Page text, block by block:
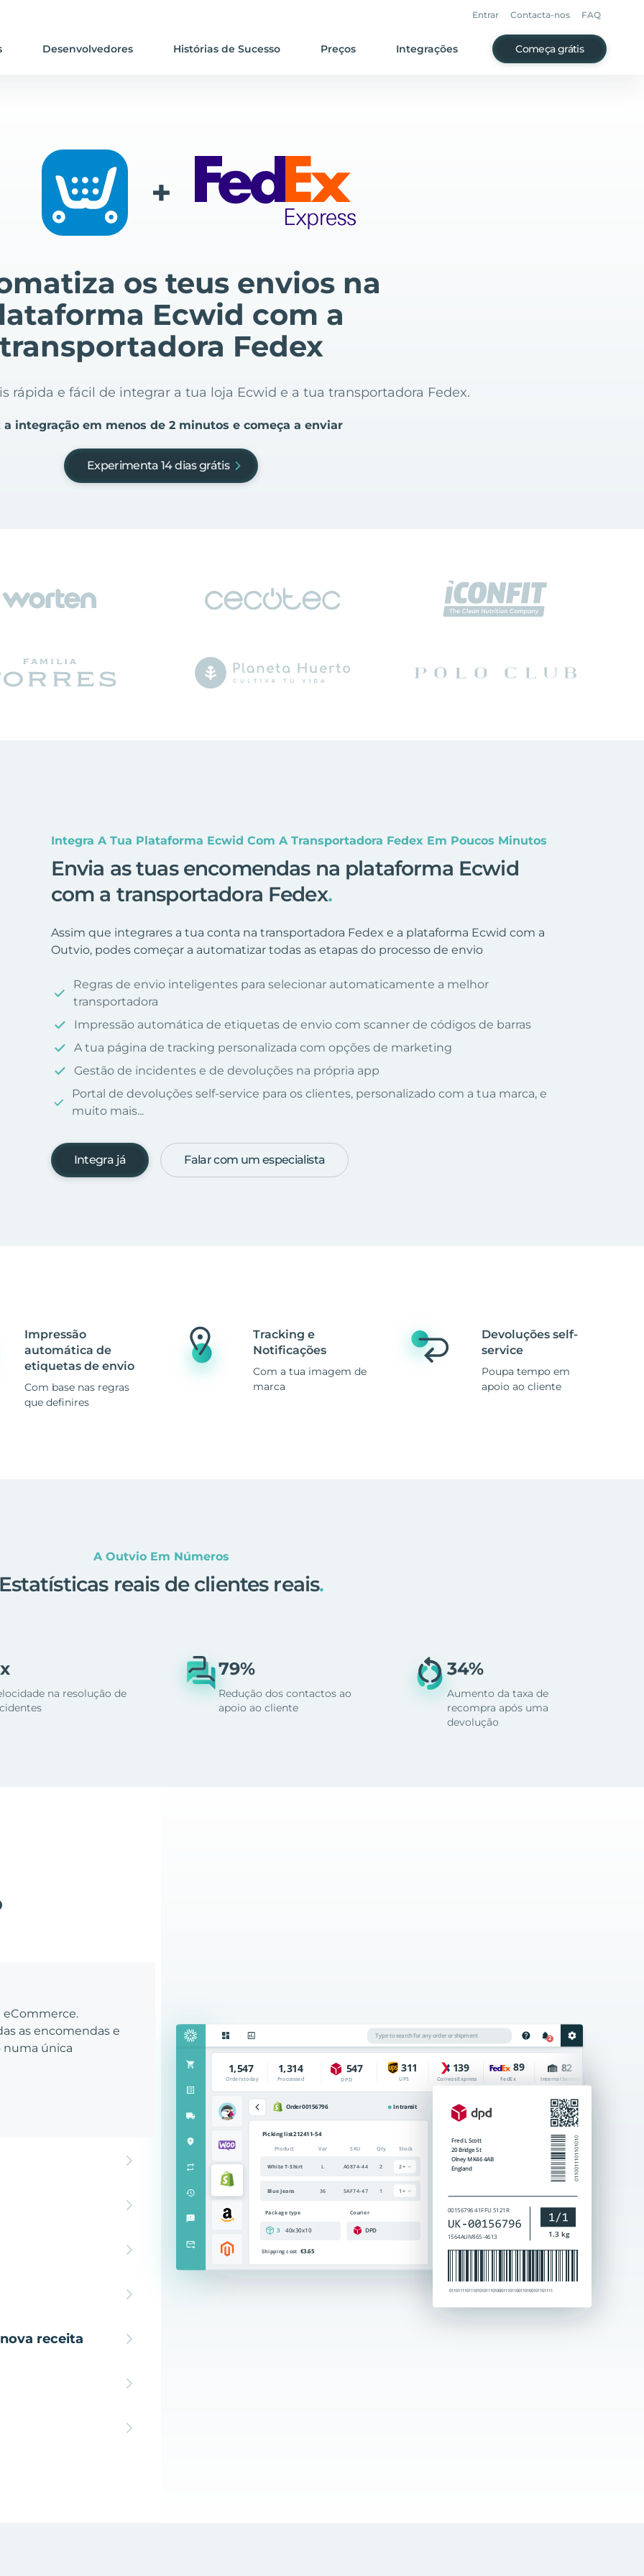
Entrar Contacta-nos FAQ
Desenvolvedores Histórias de Sucesso Preços Integrações Começa grátis
+
os teus envios na
Ecwid com a
Fedex
rápida e fácil de integrar a tua loja Ecwid e a tua transportadora Fedex.
a integração em menos de 2 minutos e começa a enviar
Experimenta 14 dias grátis
Integra A Tua Plataforma Ecwid Com A Transportadora Fedex Em Poucos Minutos
Envia as tuas encomendas na plataforma Ecwid
com a transportadora Fedex.
Assim que integrares a tua conta na transportadora Fedex e a plataforma Ecwid com a
Outvio, podes começar a automatizar todas as etapas do processo de envio
Regras de envio inteligentes para selecionar automaticamente a melhor
transportadora
Impressão automática de etiquetas de envio com scanner de códigos de barras
A tua página de tracking personalizada com opções de marketing
Gestão de incidentes e de devoluções na própria app
Portal de devoluções self-service para os clientes, personalizado com a tua marca, e
muito mais...
Integra já Falar com um especialista
Impressão
automática de
etiquetas de envio
Com base nas regras
que definires
Tracking e
Notificações
Com a tua imagem de
marca
Devoluções self-
service
Poupa tempo em
apoio ao cliente
A Outvio Em Números
reais de clientes reais.
na resolução de
79%
Redução dos contactos ao
apoio ao cliente
34%
Aumento da taxa de
recompra após uma
devolução
eCommerce.
as encomendas e
numa única
receita